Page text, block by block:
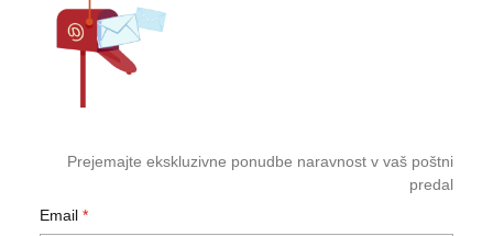
Prejemajte ekskluzivne ponudbe naravnost v vaš poštni
predal
Email